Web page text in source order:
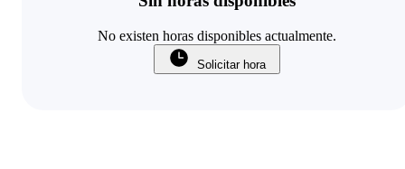
No existen horas disponibles actualmente.
Solicitar hora